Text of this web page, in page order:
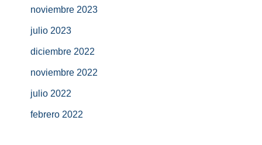
noviembre 2023
julio 2023
diciembre 2022
noviembre 2022
julio 2022
febrero 2022